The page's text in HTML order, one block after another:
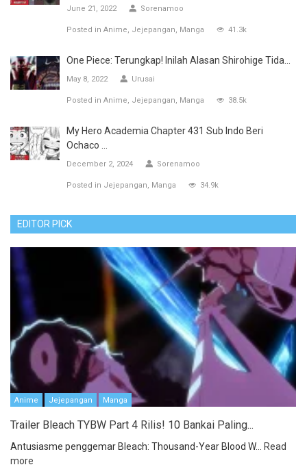
June 21, 2022 Sorenamoo
Posted in Anime Jejepangan Manga 41.3k
One Piece: Terungkap! Inilah Alasan Shirohige Tida...
May 8, 2022 Urusai
Posted in Anime Jejepangan Manga 38.5k
My Hero Academia Chapter 431 Sub Indo Beri
Ochaco ...
December 2, 2024 Sorenamoo
Posted in Jejepangan Manga 34.9k
EDITOR PICK
Anime Jejepangan Manga
Trailer Bleach TYBW Part 4 Rilis! 10 Bankai Paling...
Antusiasme penggemar Bleach: Thousand-Year Blood W...
Read
more